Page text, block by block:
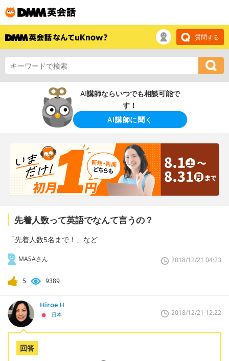
質問する
AI講師ならいつでも相談可能で
す！
AI講師に聞く
先着人数って英語でなんて言うの？
「先着人数5名まで！」など
MASAさん 2018/12/21 04:23
5 9389
Hiroe H
日本 2018/12/21 12:22
回答